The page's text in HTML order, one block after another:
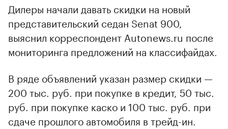
Дилеры начали давать скидки на новый
представительский седан Senat 900,
выяснил корреспондент Autonews.ru после
мониторинга предложений на классифайдах.
В ряде объявлений указан размер скидки —
200 тыс. руб. при покупке в кредит, 50 тыс.
руб. при покупке каско и 100 тыс. руб. при
сдаче прошлого автомобиля в трейд-ин.